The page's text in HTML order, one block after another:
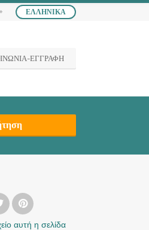
ΕΛΛΗΝΙΚΆ
ΕΓΓΡΑΦΗ
αυτή η σελίδα